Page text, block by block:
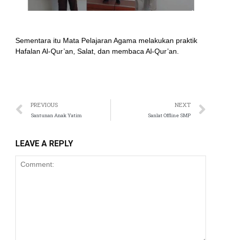
Sementara itu Mata Pelajaran Agama melakukan praktik
Hafalan Al-Qur’an, Salat, dan membaca Al-Qur’an.
PREVIOUS
Santunan Anak Yatim
NEXT
Sanlat Offline SMP
LEAVE A REPLY